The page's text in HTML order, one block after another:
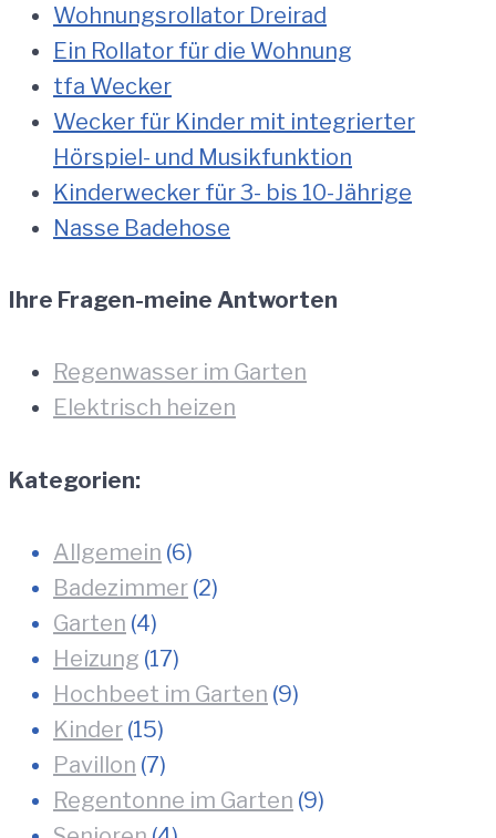
Wohnungsrollator Dreirad
Ein Rollator für die Wohnung
tfa Wecker
Wecker für Kinder mit integrierter
Hörspiel- und Musikfunktion
Kinderwecker für 3- bis 10-Jährige
Nasse Badehose
Ihre Fragen-meine Antworten
Regenwasser im Garten
Elektrisch heizen
Kategorien:
Allgemein (6)
Badezimmer (2)
Garten (4)
Heizung (17)
Hochbeet im Garten (9)
Kinder (15)
Pavillon (7)
Regentonne im Garten (9)